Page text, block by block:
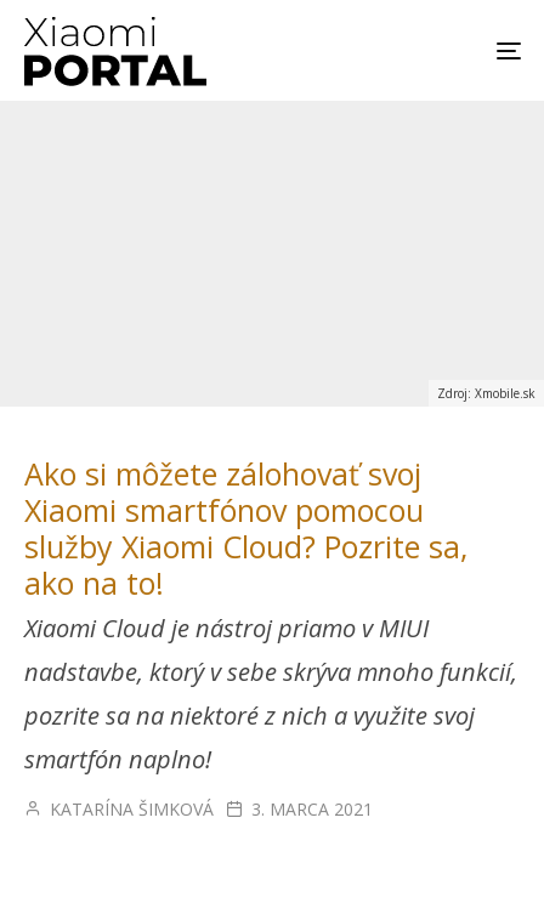
Zdroj: Xmobile.sk
Ako si môžete zálohovať svoj
Xiaomi smartfónov pomocou
služby Xiaomi Cloud? Pozrite sa,
ako na to!
Xiaomi Cloud je nástroj priamo v MIUI
nadstavbe, ktorý v sebe skrýva mnoho funkcií,
pozrite sa na niektoré z nich a využite svoj
smartfón naplno!
KATARÍNA ŠIMKOVÁ 3. MARCA 2021